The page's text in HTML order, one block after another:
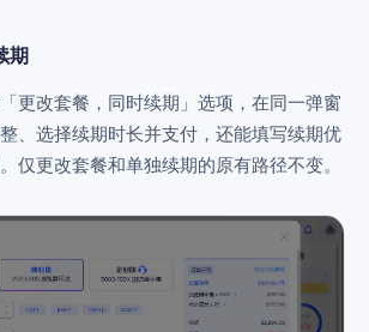
期
更改套餐，同时续期」选项，在同一弹窗
、选择续期时长并支付，还能填写续期优
仅更改套餐和单独续期的原有路径不变。